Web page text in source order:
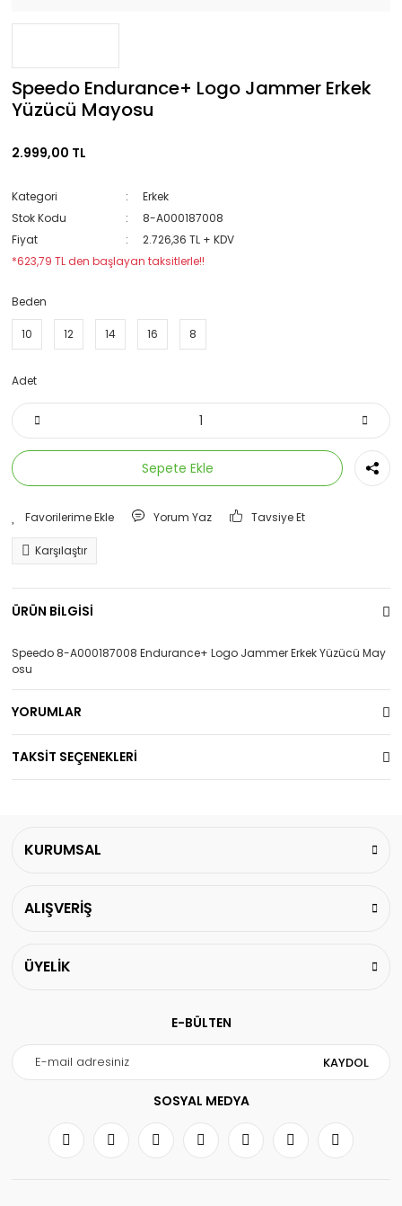
Speedo Endurance+ Logo Jammer Erkek
Yüzücü Mayosu
2.999,00 TL
Kategori
Erkek
Stok Kodu
8-A000187008
Fiyat
2.726,36 TL + KDV
*623,79 TL den başlayan taksitlerle!!
Beden
10 12 14 16 8
Adet
Sepete Ekle
Yorum Yaz Tavsiye Et
Karşılaştır
ÜRÜN BİLGİSİ
Speedo 8-A000187008 Endurance+ Logo Jammer Erkek Yüzücü May
osu
YORUMLAR
TAKSİT SEÇENEKLERİ
KURUMSAL
ALIŞVERİŞ
ÜYELİK
E-BÜLTEN
KAYDOL
SOSYAL MEDYA